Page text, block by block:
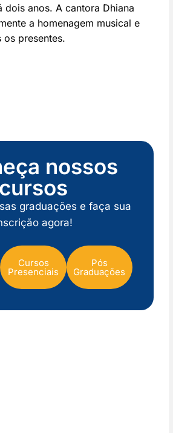
dois anos. A cantora Dhiana
a homenagem musical e
presentes.
nossos
cursos
graduações e faça sua
agora!
Cursos
Presenciais
Pós
Graduações